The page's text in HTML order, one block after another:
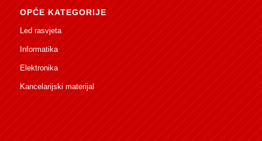
OPĆE KATEGORIJE
Led rasvjeta
Informatika
Elektronika
Kancelarijski materijal